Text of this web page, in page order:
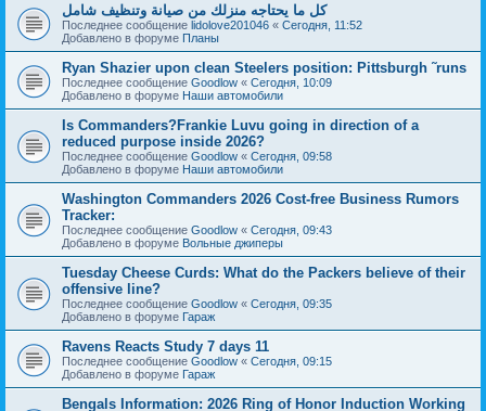
كل ما يحتاجه منزلك من صيانة وتنظيف شامل
Последнее сообщение lidolove201046 « Сегодня, 11:52
Добавлено в форуме Планы
Ryan Shazier upon clean Steelers position: Pittsburgh ˜runs
Последнее сообщение Goodlow « Сегодня, 10:09
Добавлено в форуме Наши автомобили
Is Commanders?Frankie Luvu going in direction of a
reduced purpose inside 2026?
Последнее сообщение Goodlow « Сегодня, 09:58
Добавлено в форуме Наши автомобили
Washington Commanders 2026 Cost-free Business Rumors
Tracker:
Последнее сообщение Goodlow « Сегодня, 09:43
Добавлено в форуме Вольные джиперы
Tuesday Cheese Curds: What do the Packers believe of their
offensive line?
Последнее сообщение Goodlow « Сегодня, 09:35
Добавлено в форуме Гараж
Ravens Reacts Study 7 days 11
Последнее сообщение Goodlow « Сегодня, 09:15
Добавлено в форуме Гараж
Bengals Information: 2026 Ring of Honor Induction Working